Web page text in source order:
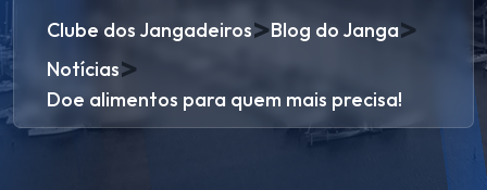
Clube dos Jangadeiros>Blog do Janga>
Notícias>
Doe alimentos para quem mais precisa!